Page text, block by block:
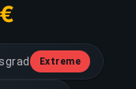
Extreme